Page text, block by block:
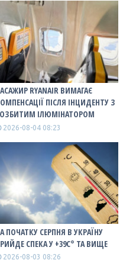
RYANAIR ВИМАГАЄ
ПІСЛЯ ІНЦИДЕНТУ З
ІЛЮМІНАТОРОМ
2026-08-04 08:23
ПОЧАТКУ СЕРПНЯ В УКРАЇНУ
СПЕКА У +39С° ТА ВИЩЕ
2026-08-03 08:26